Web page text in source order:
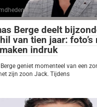
Berge deelt
van tien jaar: foto’s
indruk
geniet momenteel van een
zijn zoon Jack. Tijdens